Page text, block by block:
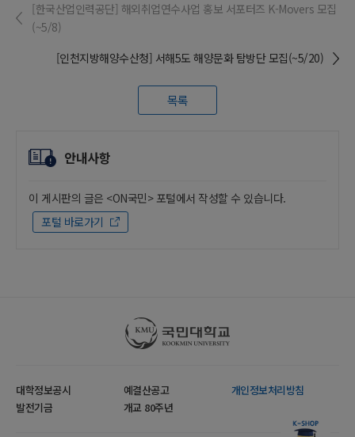
[한국산업인력공단] 해외취업연수사업 홍보 서포터즈 K-Movers 모집
(~5/8)
[인천지방해양수산청] 서해5도 해양문화 탐방단 모집(~5/20)
목록
안내사항
이 게시판의 글은 <ON국민> 포털에서 작성할 수 있습니다.
포털 바로가기
국민대학교
대학정보공시 예결산공고
개인정보처리방침
발전기금
개교 80주년